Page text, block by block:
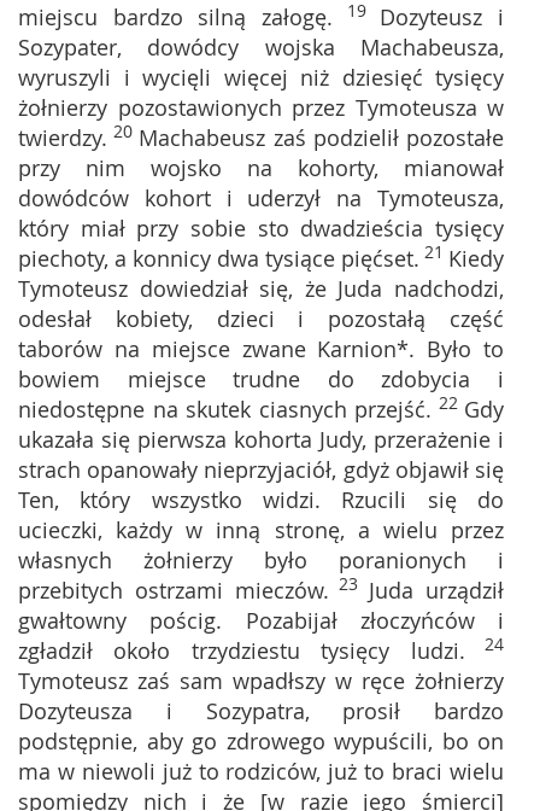
miejscu bardzo silną załogę. 19 Dozyteusz i
Sozypater, dowódcy wojska Machabeusza,
wyruszyli i wycięli więcej niż dziesięć tysięcy
żołnierzy pozostawionych przez Tymoteusza w
twierdzy. 20 Machabeusz zaś podzielił pozostałe
przy nim wojsko na kohorty, mianował
dowódców kohort i uderzył na Tymoteusza,
który miał przy sobie sto dwadzieścia tysięcy
piechoty, a konnicy dwa tysiące pięćset. 21 Kiedy
Tymoteusz dowiedział się, że Juda nadchodzi,
odesłał kobiety, dzieci i pozostałą część
taborów na miejsce zwane Karnion*. Było to
bowiem miejsce trudne do zdobycia i
niedostępne na skutek ciasnych przejść. 22 Gdy
ukazała się pierwsza kohorta Judy, przerażenie i
strach opanowały nieprzyjaciół, gdyż objawił się
Ten, który wszystko widzi. Rzucili się do
ucieczki, każdy w inną stronę, a wielu przez
własnych żołnierzy było poranionych i
przebitych ostrzami mieczów. 23 Juda urządził
gwałtowny pościg. Pozabijał złoczyńców i
zgładził około trzydziestu tysięcy ludzi. 24
Tymoteusz zaś sam wpadłszy w ręce żołnierzy
Dozyteusza i Sozypatra, prosił bardzo
podstępnie, aby go zdrowego wypuścili, bo on
ma w niewoli już to rodziców, już to braci wielu
spomiędzy nich i że [w razie jego śmierci]